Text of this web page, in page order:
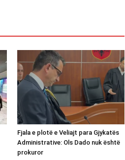
Fjala e plotë e Veliajt para Gjykatës
Administrative: Ols Dado nuk është
prokuror